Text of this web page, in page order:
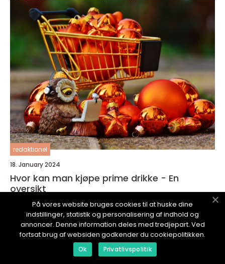
redaktionel
18. January 2024
Hvor kan man kjøpe prime drikke - En
oversikt
På vores website bruges cookies til at huske dine
indstillinger, statistik og personalisering af indhold og
annoncer. Denne information deles med tredjepart. Ved
fortsat brug af websiden godkender du cookiepolitikken.
Ok Privatlivspolitik